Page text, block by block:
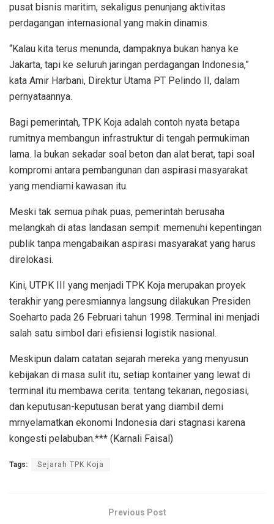
pusat bisnis maritim, sekaligus penunjang aktivitas
perdagangan internasional yang makin dinamis.
“Kalau kita terus menunda, dampaknya bukan hanya ke
Jakarta, tapi ke seluruh jaringan perdagangan Indonesia,”
kata Amir Harbani, Direktur Utama PT Pelindo II, dalam
pernyataannya.
Bagi pemerintah, TPK Koja adalah contoh nyata betapa
rumitnya membangun infrastruktur di tengah permukiman
lama. Ia bukan sekadar soal beton dan alat berat, tapi soal
kompromi antara pembangunan dan aspirasi masyarakat
yang mendiami kawasan itu.
Meski tak semua pihak puas, pemerintah berusaha
melangkah di atas landasan sempit: memenuhi kepentingan
publik tanpa mengabaikan aspirasi masyarakat yang harus
direlokasi.
Kini, UTPK III yang menjadi TPK Koja merupakan proyek
terakhir yang peresmiannya langsung dilakukan Presiden
Soeharto pada 26 Februari tahun 1998. Terminal ini menjadi
salah satu simbol dari efisiensi logistik nasional.
Meskipun dalam catatan sejarah mereka yang menyusun
kebijakan di masa sulit itu, setiap kontainer yang lewat di
terminal itu membawa cerita: tentang tekanan, negosiasi,
dan keputusan-keputusan berat yang diambil demi
mrnyelamatkan ekonomi Indonesia dari stagnasi karena
kongesti pelabuban.*** (Karnali Faisal)
Tags: Sejarah TPK Koja
Previous Post